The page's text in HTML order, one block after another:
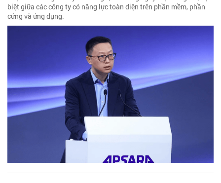
biệt giữa các công ty có năng lực toàn diện trên phần mềm, phần
cứng và ứng dụng.